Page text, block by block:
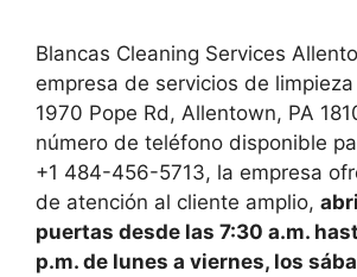
Blancas Cleaning Services
empresa de servicios de
1970 Pope Rd, Allentown, PA
número de teléfono disponible
+1 484-456-5713, la empresa
de atención al cliente amplio,
puertas desde las 7:30 a.m.
p.m. de lunes a viernes, los